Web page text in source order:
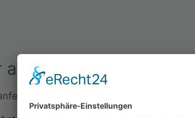
nur Ersatz.
durch erfahrene Zahntechniker